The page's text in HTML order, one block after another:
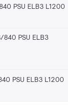
PSU ELB3 L1200
840 PSU ELB3
PSU ELB3 L1200